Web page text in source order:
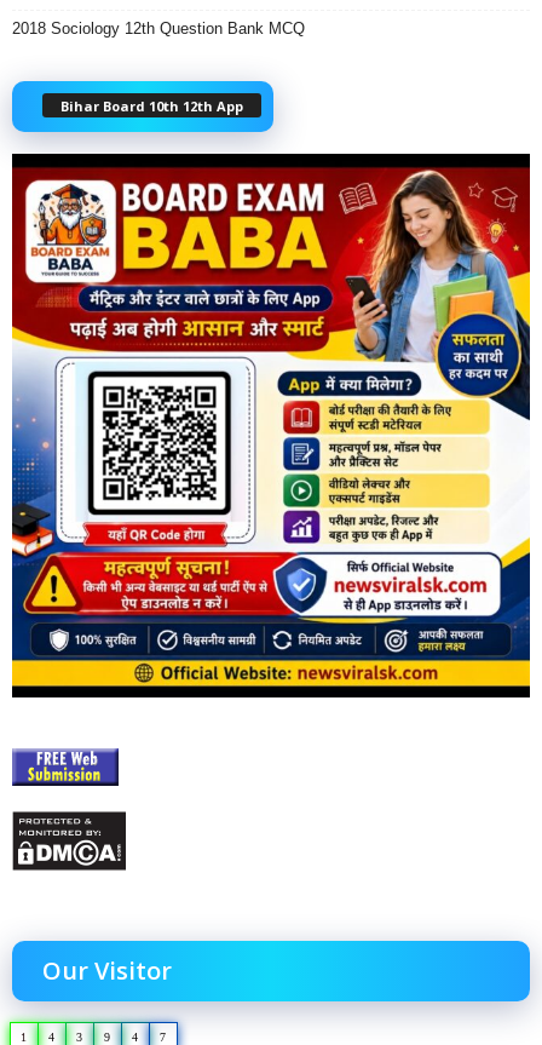
2018 Sociology 12th Question Bank MCQ
Bihar Board 10th 12th App
Our Visitor
1 4 3 9 4 7